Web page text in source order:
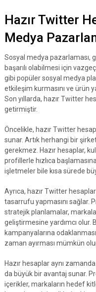
Hazır Twitter
Medya
Sosyal medya pazarlaması,
başarılı olabilmesi için
gibi popüler sosyal medya
etkileşim kurmasını ve ürün
Son yıllarda, hazır Twitter
getirmiştir.
Öncelikle, hazır Twitter
sunar. Artık herhangi bir
gerekmez. Hazır hesaplar,
profillerle hızlıca
işletmeler bile kısa sürede
Ayrıca, hazır Twitter
tasarrufu yapmasını sağlar.
stratejik planlamalar,
geliştirmesine yardımcı
kampanyalarına
zaman ayırması mümkün
Hazır hesaplar aynı
da büyük bir avantaj sunar.
içerikler, markaların hedef